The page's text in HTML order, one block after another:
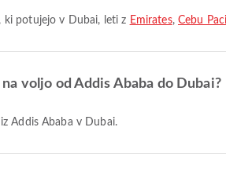
ki potujejo v Dubai, leti z Emirates, Cebu
voljo od Addis Ababa do Dubai?
iz Addis Ababa v Dubai.